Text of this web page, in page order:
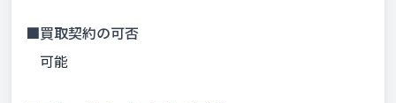
■買取契約の可否
可能